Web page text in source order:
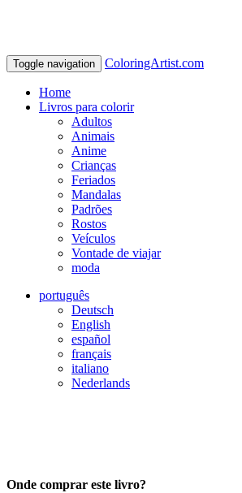
Toggle navigation ColoringArtist.com
Home
Livros para colorir
Adultos
Animais
Anime
Crianças
Feriados
Mandalas
Padrões
Rostos
Veículos
Vontade de viajar
moda
português
Deutsch
English
español
français
italiano
Nederlands
Onde comprar este livro?